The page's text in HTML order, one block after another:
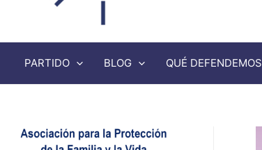
PARTIDO BLOG QUÉ DEFENDEMOS